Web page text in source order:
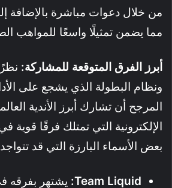
من خلال دعوات مباشرة بالإضافة
مما يضمن تمثيلًا واسعًا للمواهب
أبرز الفرق المتوقعة للمشاركة:
ونظام البطولة الذي يشجع على
المرجح أن تشارك أبرز الأندية
الإلكترونية التي تمتلك فرقًا قوية
بعض الأسماء البارزة التي قد
Team Liquid: